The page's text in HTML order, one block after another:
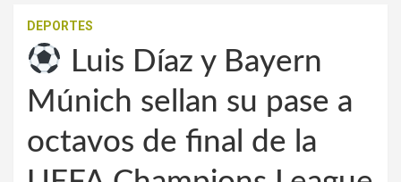
DEPORTES
Luis Díaz y Bayern
Múnich sellan su pase a
octavos de final de la